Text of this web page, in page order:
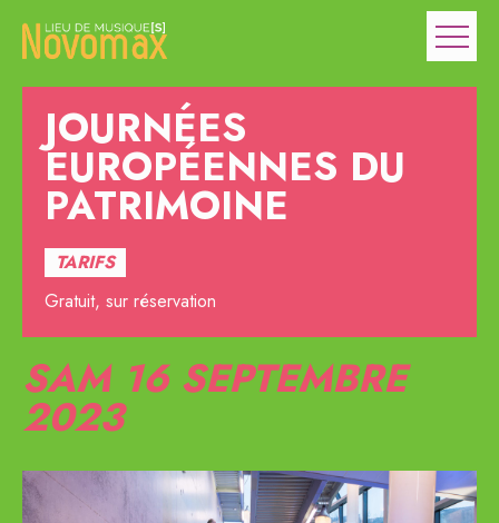
JOURNÉES
EUROPÉENNES DU
PATRIMOINE
TARIFS
Gratuit, sur réservation
SAM 16SEPTEMBRE
2023